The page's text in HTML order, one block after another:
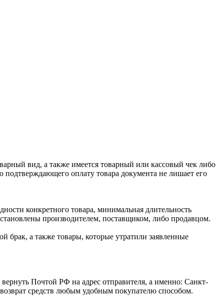
вид, а также имеется товарный или кассовый чек либо
подтверждающего оплату товара документа не лишает его
конкретного товара, минимальная длительность
производителем, поставщиком, либо продавцом.
брак, а также товары, которые утратили заявленные
Почтой РФ на адрес отправителя, а именно: Санкт-
средств любым удобным покупателю способом.